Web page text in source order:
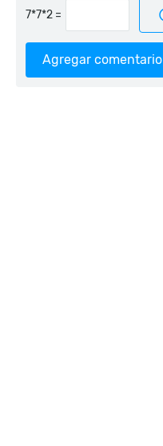
=
Agregar comentario